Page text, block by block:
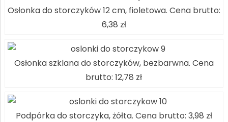
Osłonka do storczyków 12 cm, fioletowa. Cena brutto:
6,38 zł
Osłonka szklana do storczyków, bezbarwna. Cena
brutto: 12,78 zł
Podpórka do storczyka, żółta. Cena brutto: 3,98 zł